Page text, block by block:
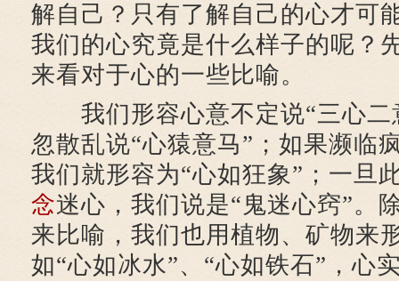
解自己？只有了解自己的心才可
我们的心究竟是什么样子的呢？
来看对于心的一些比喻。
我们形容心意不定说“三心二
忽散乱说“心猿意马”；如果濒临
我们就形容为“心如狂象”；一旦
念迷心，我们说是“鬼迷心窍”。
来比喻，我们也用植物、矿物来
如“心如冰水”、“心如铁石”，心